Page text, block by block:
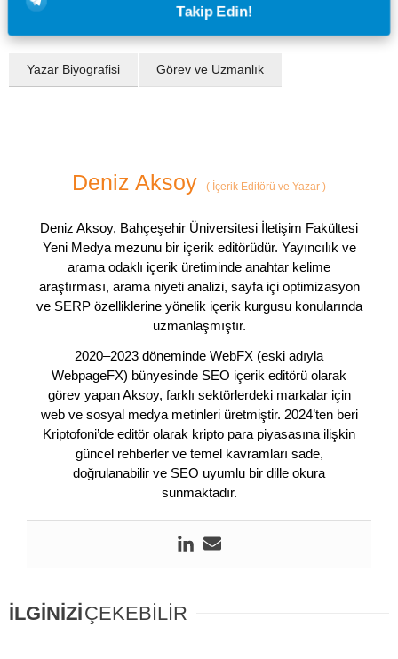
Takip Edin!
Yazar Biyografisi Görev ve Uzmanlık
Deniz Aksoy ( İçerik Editörü ve Yazar )
Deniz Aksoy, Bahçeşehir Üniversitesi İletişim Fakültesi
Yeni Medya mezunu bir içerik editörüdür. Yayıncılık ve
arama odaklı içerik üretiminde anahtar kelime
araştırması, arama niyeti analizi, sayfa içi optimizasyon
ve SERP özelliklerine yönelik içerik kurgusu konularında
uzmanlaşmıştır.
2020–2023 döneminde WebFX (eski adıyla
WebpageFX) bünyesinde SEO içerik editörü olarak
görev yapan Aksoy, farklı sektörlerdeki markalar için
web ve sosyal medya metinleri üretmiştir. 2024’ten beri
Kriptofoni’de editör olarak kripto para piyasasına ilişkin
güncel rehberler ve temel kavramları sade,
doğrulanabilir ve SEO uyumlu bir dille okura
sunmaktadır.
İLGİNİZİÇEKEBİLİR